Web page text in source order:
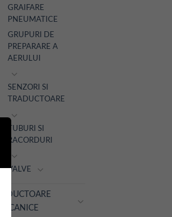
GRAIFARE
PNEUMATICE
GRUPURI DE
PREPARARE A
AERULUI
SENZORI SI
TRADUCTOARE
TUBURI SI
RACORDURI
VALVE
REDUCTOARE
MECANICE